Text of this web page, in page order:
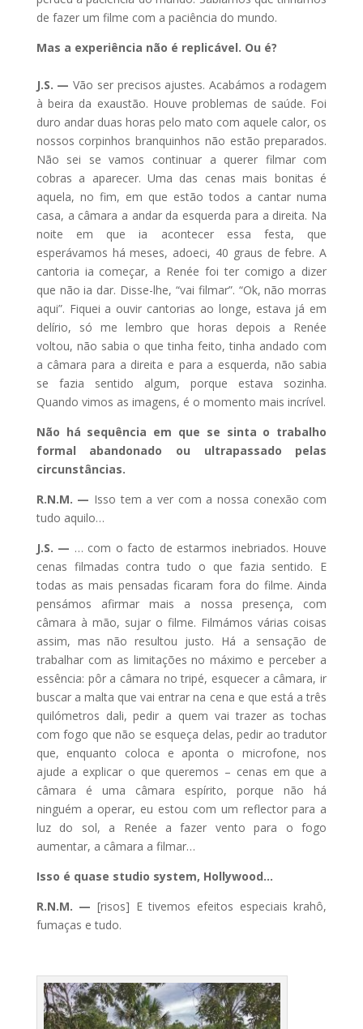
de fazer um filme com a paciência do mundo.
Mas a experiência não é replicável. Ou é?
J.S. —Vão ser precisos ajustes. Acabámos a rodagem
à beira da exaustão. Houve problemas de saúde. Foi
duro andar duas horas pelo mato com aquele calor, os
nossos corpinhos branquinhos não estão preparados.
Não sei se vamos continuar a querer filmar com
cobras a aparecer. Uma das cenas mais bonitas é
aquela, no fim, em que estão todos a cantar numa
casa, a câmara a andar da esquerda para a direita. Na
noite em que ia acontecer essa festa, que
esperávamos há meses, adoeci, 40 graus de febre. A
cantoria ia começar, a Renée foi ter comigo a dizer
que não ia dar. Disse-lhe, “vai filmar”. “Ok, não morras
aqui”. Fiquei a ouvir cantorias ao longe, estava já em
delírio, só me lembro que horas depois a Renée
voltou, não sabia o que tinha feito, tinha andado com
a câmara para a direita e para a esquerda, não sabia
se fazia sentido algum, porque estava sozinha.
Quando vimos as imagens, é o momento mais incrível.
Não há sequência em que se sinta o trabalho
formal abandonado ou ultrapassado pelas
circunstâncias.
R.N.M. — Isso tem a ver com a nossa conexão com
tudo aquilo…
J.S. — … com o facto de estarmos inebriados. Houve
cenas filmadas contra tudo o que fazia sentido. E
todas as mais pensadas ficaram fora do filme. Ainda
pensámos afirmar mais a nossa presença, com
câmara à mão, sujar o filme. Filmámos várias coisas
assim, mas não resultou justo. Há a sensação de
trabalhar com as limitações no máximo e perceber a
essência: pôr a câmara no tripé, esquecer a câmara, ir
buscar a malta que vai entrar na cena e que está a três
quilómetros dali, pedir a quem vai trazer as tochas
com fogo que não se esqueça delas, pedir ao tradutor
que, enquanto coloca e aponta o microfone, nos
ajude a explicar o que queremos – cenas em que a
câmara é uma câmara espírito, porque não há
ninguém a operar, eu estou com um reflector para a
luz do sol, a Renée a fazer vento para o fogo
aumentar, a câmara a filmar…
Isso é quase studio system, Hollywood…
R.N.M. —[risos] E tivemos efeitos especiais krahô,
fumaças e tudo.